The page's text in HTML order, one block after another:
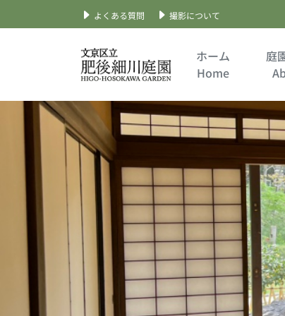
よくある質問 撮影について
ホーム
Home
庭